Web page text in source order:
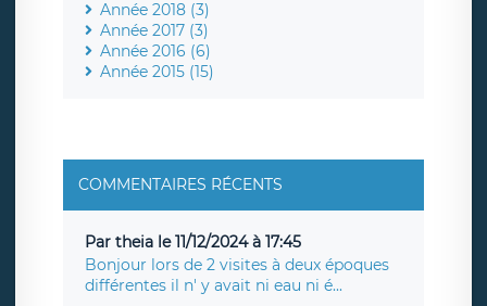
Année 2018 (3)
Année 2017 (3)
Année 2016 (6)
Année 2015 (15)
COMMENTAIRES RÉCENTS
Par theia le 11/12/2024 à 17:45
Bonjour lors de 2 visites à deux époques
différentes il n' y avait ni eau ni é...